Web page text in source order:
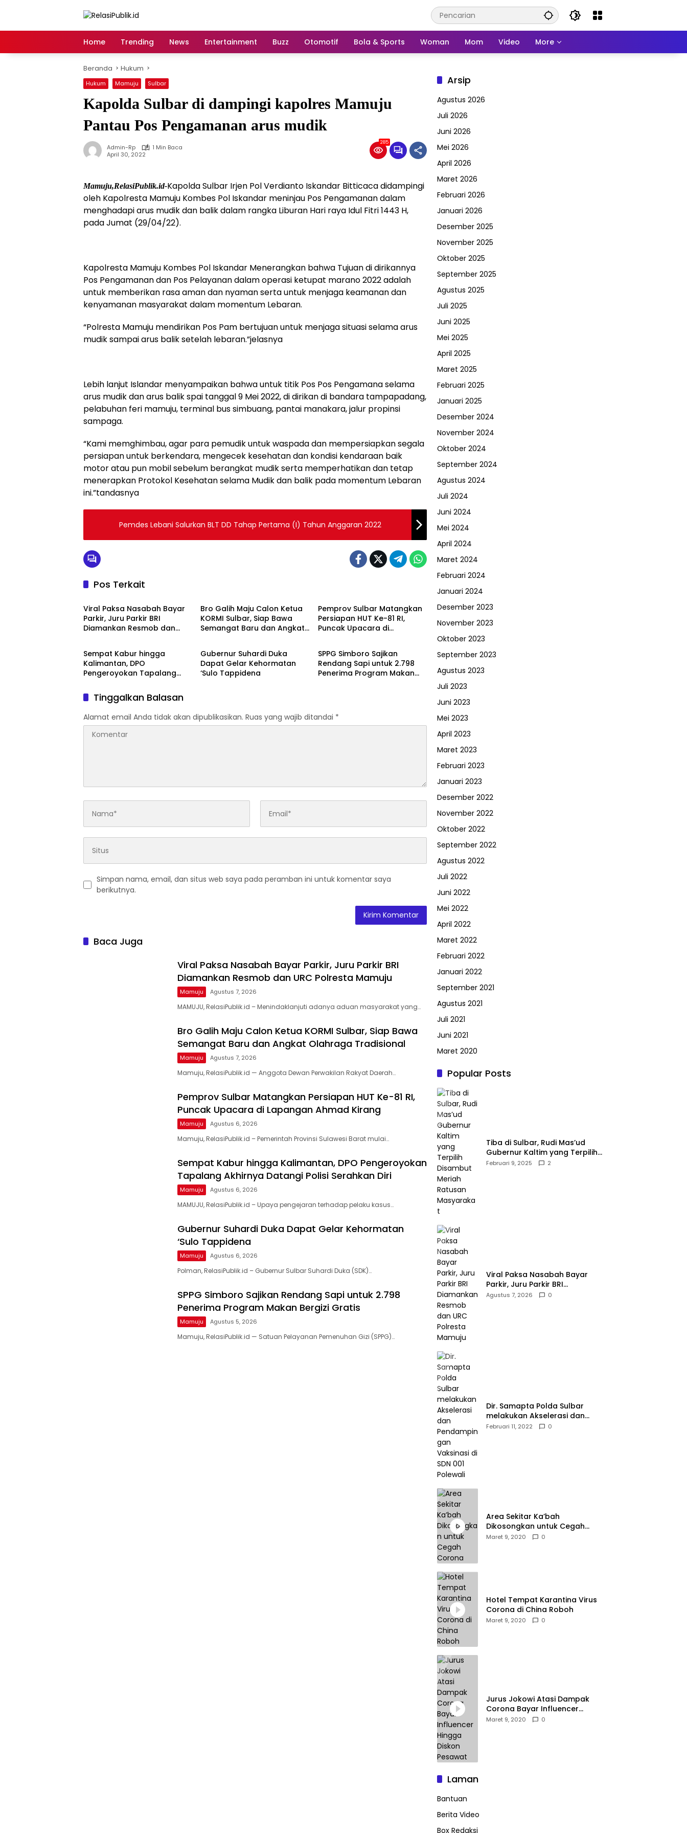
Home
Trending News Entertainment Buzz Otomotif Bola & Sports Woman Mom Video More
Beranda Hukum
Hukum Mamuju Sulbar
Kapolda Sulbar di dampingi kapolres Mamuju
Pantau Pos Pengamanan arus mudik
Admin-Rp
1 Min Baca
April 30, 2022
285
Mamuju,RelasiPublik.id-Kapolda Sulbar Irjen Pol Verdianto Iskandar Bitticaca didampingi
oleh Kapolresta Mamuju Kombes Pol Iskandar meninjau Pos Pengamanan dalam
menghadapi arus mudik dan balik dalam rangka Liburan Hari raya Idul Fitri 1443 H,
pada Jumat (29/04/22).
Kapolresta Mamuju Kombes Pol Iskandar Menerangkan bahwa Tujuan di dirikannya
Pos Pengamanan dan Pos Pelayanan dalam operasi ketupat marano 2022 adalah
untuk memberikan rasa aman dan nyaman serta untuk menjaga keamanan dan
kenyamanan masyarakat dalam momentum Lebaran.
“Polresta Mamuju mendirikan Pos Pam bertujuan untuk menjaga situasi selama arus
mudik sampai arus balik setelah lebaran.”jelasnya
Lebih lanjut Islandar menyampaikan bahwa untuk titik Pos Pos Pengamana selama
arus mudik dan arus balik spai tanggal 9 Mei 2022, di dirikan di bandara tampapadang,
pelabuhan feri mamuju, terminal bus simbuang, pantai manakara, jalur propinsi
sampaga.
“Kami memghimbau, agar para pemudik untuk waspada dan mempersiapkan segala
persiapan untuk berkendara, mengecek kesehatan dan kondisi kendaraan baik
motor atau pun mobil sebelum berangkat mudik serta memperhatikan dan tetap
menerapkan Protokol Kesehatan selama Mudik dan balik pada momentum Lebaran
ini.”tandasnya
Pemdes Lebani Salurkan BLT DD Tahap Pertama (I) Tahun Anggaran 2022
Pos Terkait
Mamuju
Viral Paksa Nasabah Bayar
Parkir, Juru Parkir BRI
Diamankan Resmob dan
Bro Galih Maju Calon Ketua
KORMI Sulbar, Siap Bawa
Semangat Baru dan Angkat
Pemprov Sulbar Matangkan
Persiapan HUT Ke-81 RI,
Puncak Upacara di
Mamuju
Sempat Kabur hingga
Kalimantan, DPO
Pengeroyokan Tapalang
Serahkan Diri
Mamuju
Gubernur Suhardi Duka
Dapat Gelar Kehormatan
‘Sulo Tappidena
Mamuju
SPPG Simboro Sajikan
Rendang Sapi untuk 2.798
Penerima Program Makan
Tinggalkan Balasan
Alamat email Anda tidak akan dipublikasikan. Ruas yang wajib ditandai *
Simpan nama, email, dan situs web saya pada peramban ini untuk komentar saya
berikutnya.
Baca Juga
Viral Paksa Nasabah Bayar Parkir, Juru Parkir BRI
Diamankan Resmob dan URC Polresta Mamuju
Mamuju Agustus 7, 2026
MAMUJU, RelasiPublik.id – Menindaklanjuti adanya aduan masyarakat yang…
Bro Galih Maju Calon Ketua KORMI Sulbar, Siap Bawa
Semangat Baru dan Angkat Olahraga Tradisional
Mamuju Agustus 7, 2026
Mamuju, RelasiPublik.id — Anggota Dewan Perwakilan Rakyat Daerah…
Pemprov Sulbar Matangkan Persiapan HUT Ke-81 RI,
Puncak Upacara di Lapangan Ahmad Kirang
Mamuju Agustus 6, 2026
Mamuju, RelasiPublik.id – Pemerintah Provinsi Sulawesi Barat mulai…
Sempat Kabur hingga Kalimantan, DPO Pengeroyokan
Tapalang Akhirnya Datangi Polisi Serahkan Diri
Mamuju Agustus 6, 2026
MAMUJU, RelasiPublik.id – Upaya pengejaran terhadap pelaku kasus…
Gubernur Suhardi Duka Dapat Gelar Kehormatan
‘Sulo Tappidena
Mamuju Agustus 6, 2026
Polman, RelasiPublik.id – Gubernur Sulbar Suhardi Duka (SDK)…
SPPG Simboro Sajikan Rendang Sapi untuk 2.798
Penerima Program Makan Bergizi Gratis
Mamuju Agustus 5, 2026
Mamuju, RelasiPublik.id — Satuan Pelayanan Pemenuhan Gizi (SPPG)…
Arsip
Agustus 2026
Juli 2026
Juni 2026
Mei 2026
April 2026
Maret 2026
Februari 2026
Januari 2026
Desember 2025
November 2025
Oktober 2025
September 2025
Agustus 2025
Juli 2025
Juni 2025
Mei 2025
April 2025
Maret 2025
Februari 2025
Januari 2025
Desember 2024
November 2024
Oktober 2024
September 2024
Agustus 2024
Juli 2024
Juni 2024
Mei 2024
April 2024
Maret 2024
Februari 2024
Januari 2024
Desember 2023
November 2023
Oktober 2023
September 2023
Agustus 2023
Juli 2023
Juni 2023
Mei 2023
April 2023
Maret 2023
Februari 2023
Januari 2023
Desember 2022
November 2022
Oktober 2022
September 2022
Agustus 2022
Juli 2022
Juni 2022
Mei 2022
April 2022
Maret 2022
Februari 2022
Januari 2022
September 2021
Agustus 2021
Juli 2021
Juni 2021
Maret 2020
Popular Posts
Tiba di Sulbar, Rudi Mas’ud
Gubernur Kaltim yang Terpilih
Disambut Meriah Ratusan
Februari 9, 2025 2
Viral Paksa Nasabah Bayar
Parkir, Juru Parkir BRI
Diamankan Resmob dan URC
Agustus 7, 2026 0
Dir. Samapta Polda Sulbar
melakukan Akselerasi dan
Pendampingan Vaksinasi di
Februari 11, 2022 0
Area Sekitar Ka’bah
Dikosongkan untuk Cegah
Corona
Maret 9, 2020 0
Hotel Tempat Karantina Virus
Corona di China Roboh
Maret 9, 2020 0
Jurus Jokowi Atasi Dampak
Corona Bayar Influencer
Hingga Diskon Pesawat
Maret 9, 2020 0
Laman
Bantuan
Berita Video
Box Redaksi